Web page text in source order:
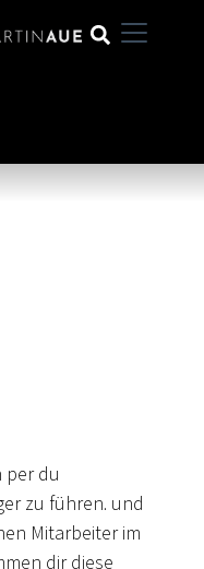
per du
zu führen. und
Mitarbeiter im
dir diese